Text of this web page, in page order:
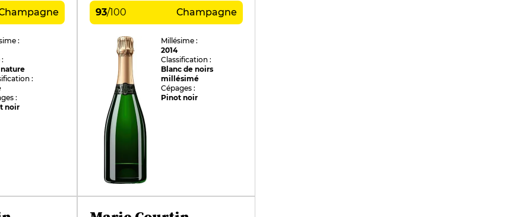
:
:
:
noir
93/100 Champagne
Millésime :
2014
Classification :
Blanc de noirs
millésimé
Cépages :
Pinot noir